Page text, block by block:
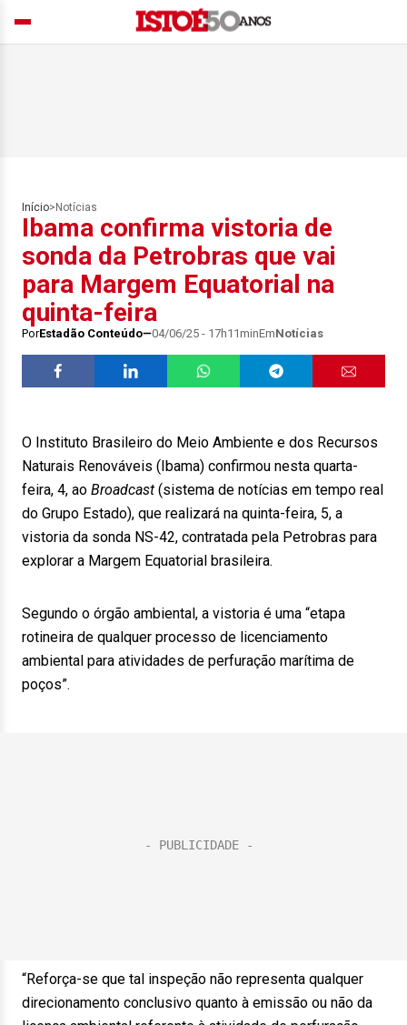
Início> Notícias
Ibama confirma vistoria de
sonda da Petrobras que vai
para Margem Equatorial na
quinta-feira
PorEstadão Conteúdo 04/06/25 - 17h11minEmNotícias
O Instituto Brasileiro do Meio Ambiente e dos Recursos
Naturais Renováveis (Ibama) confirmou nesta quarta-
feira, 4, ao Broadcast (sistema de notícias em tempo real
do Grupo Estado), que realizará na quinta-feira, 5, a
vistoria da sonda NS-42, contratada pela Petrobras para
explorar a Margem Equatorial brasileira.
Segundo o órgão ambiental, a vistoria é uma “etapa
rotineira de qualquer processo de licenciamento
ambiental para atividades de perfuração marítima de
poços”.
“Reforça-se que tal inspeção não representa qualquer
direcionamento conclusivo quanto à emissão ou não da